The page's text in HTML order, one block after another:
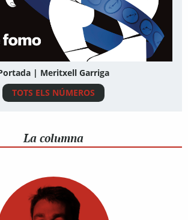
| Meritxell Garriga
TOTS ELS NÚMEROS
La columna